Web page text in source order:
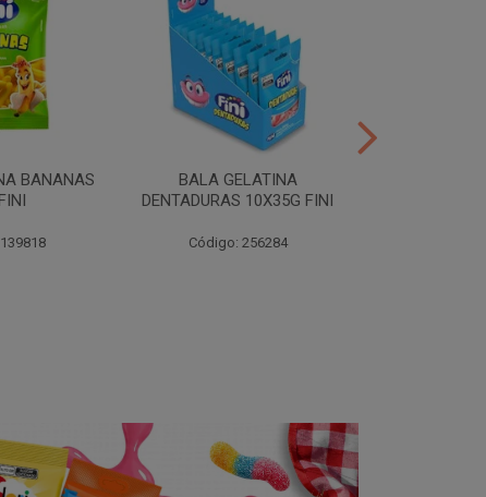
BANANAS
BALA GELATINA
DENTADURAS 10X35G FINI
Código: 256284